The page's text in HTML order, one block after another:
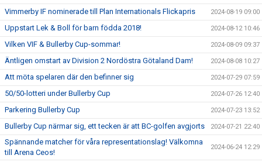
Vimmerby IF nominerade till Plan Internationals Flickapris 2024-08-19 09:00
Uppstart Lek & Boll för barn födda 2018! 2024-08-12 10:46
Vilken VIF & Bullerby Cup-sommar! 2024-08-09 09:37
Äntligen omstart av Division 2 Nordöstra Götaland Dam! 2024-08-08 10:27
Att möta spelaren där den befinner sig 2024-07-29 07:59
50/50-lotteri under Bullerby Cup 2024-07-26 12:40
Parkering Bullerby Cup 2024-07-23 13:52
Bullerby Cup närmar sig, ett tecken är att BC-golfen avgjorts 2024-07-21 22:40
Spännande matcher för våra representationslag! Välkomna
till Arena Ceos!
2024-06-24 12:29